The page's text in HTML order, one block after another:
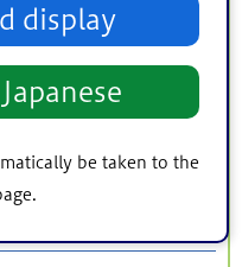
display
be taken to the